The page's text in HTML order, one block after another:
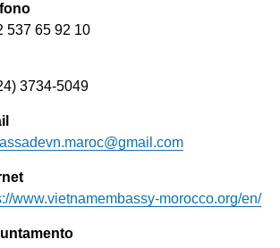
537 65 92 10
3734-5049
www.vietnamembassy-morocco.org/en/